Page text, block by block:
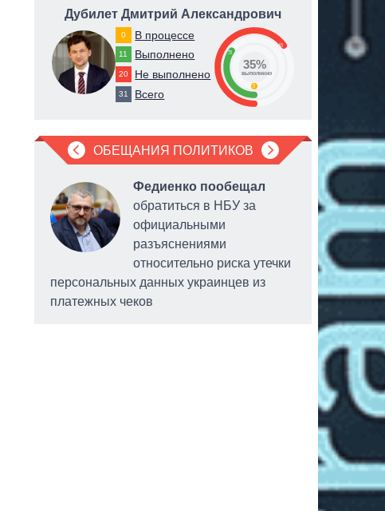
Дубилет Дмитрий Александрович
0 В процессе
11 Выполнено
20 Не выполнено
31 Всего
65
35
0
35%
выполнено
ОБЕЩАНИЯ ПОЛИТИКОВ
Федиенко пообещал
обратиться в НБУ за
официальными
разъяснениями
относительно риска утечки
персональных данных украинцев из
платежных чеков